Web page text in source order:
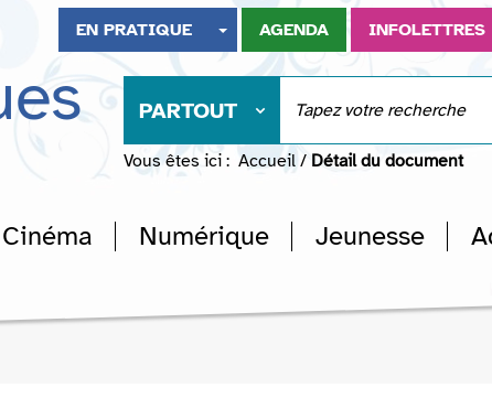
EN PRATIQUE AGENDA INFOLETTRES
PARTOUT
Vous êtes ici : Accueil / Détail du document
Cinéma Numérique Jeunesse